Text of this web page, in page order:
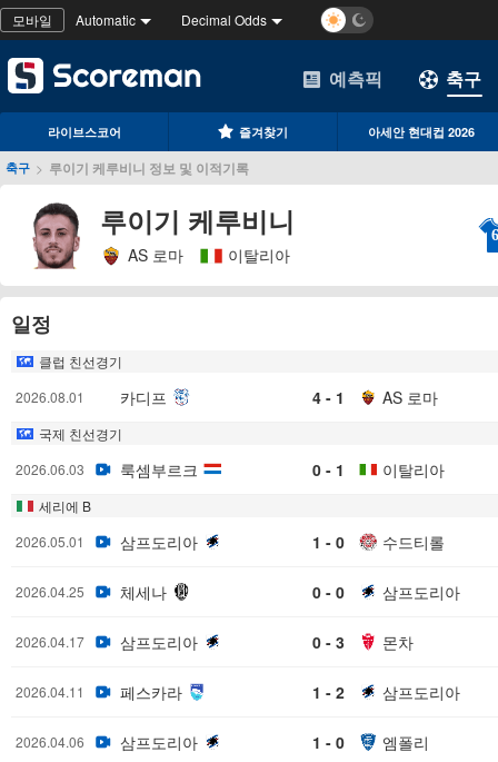
모바일 Automatic Decimal Odds
예측픽 축구
라이브스코어 즐겨찾기 아세안 현대컵 2026
축구 > 루이기 케루비니 정보 및 이적기록
루이기 케루비니
AS 로마 이탈리아
일정
클럽 친선경기
2026.08.01
카디프 4 - 1 AS 로마
국제 친선경기
2026.06.03
룩셈부르크 0 - 1 이탈리아
세리에 B
2026.05.01
삼프도리아 1 - 0 수드티롤
2026.04.25 체세나 0 - 0 삼프도리아
2026.04.17 삼프도리아 0 - 3 몬차
2026.04.11 페스카라 1 - 2 삼프도리아
2026.04.06 삼프도리아 1 - 0 엠폴리